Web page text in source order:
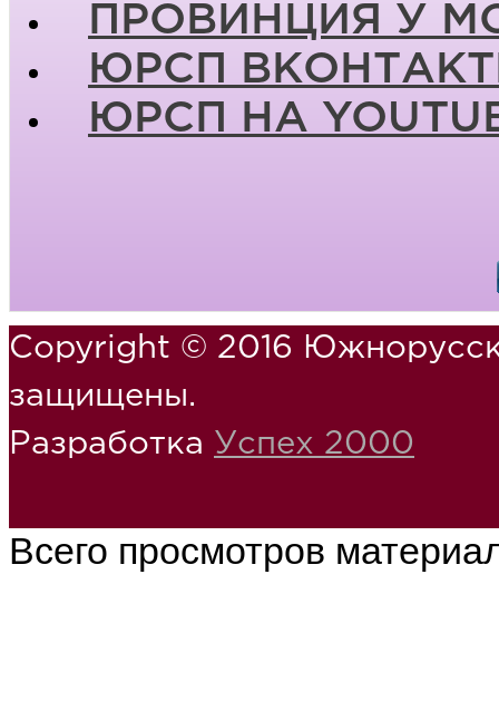
ПРОВИНЦИЯ У
ЮРСП
ЮРСП НА
Copyright © 2016
защищены.
Разработка Успех 2000
Всего просмотров